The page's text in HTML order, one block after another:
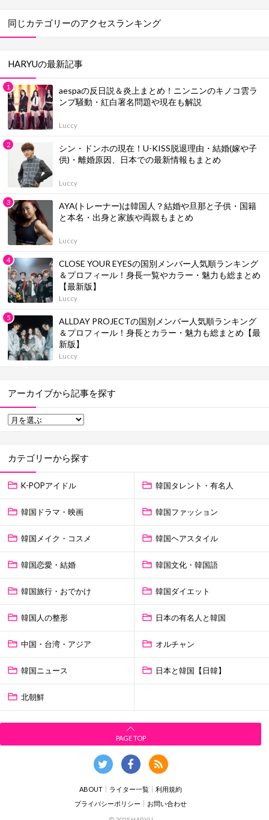
同じカテゴリーのアクセスランキング
HARYUの最新記事
aespaの反日説＆炎上まとめ！ニンニンのキノコ雲ラ
ンプ騒動・紅白署名問題や現在も解説
Luccy
シン・ドンホの現在！U-KISS脱退理由・結婚(嫁や子
供)・離婚原因、日本での最新情報もまとめ
Luccy
AYA(トレーナー)は韓国人？結婚や旦那と子供・国籍
と本名・出身と家族や両親もまとめ
Luccy
CLOSE YOUR EYESの国別メンバー人気順ランキング
＆プロフィール！身長一覧やカラー・魅力も総まとめ
【最新版】
Luccy
ALLDAY PROJECTの国別メンバー人気順ランキング
＆プロフィール！身長とカラー・魅力も総まとめ【最
新版】
Luccy
アーカイブから記事を探す
カテゴリーから探す
K-POPアイドル 韓国タレント・有名人
韓国ドラマ・映画 韓国ファッション
韓国メイク・コスメ 韓国ヘアスタイル
韓国恋愛・結婚 韓国文化・韓国語
韓国旅行・おでかけ 韓国ダイエット
韓国人の整形 日本の有名人と韓国
中国・台湾・アジア オルチャン
韓国ニュース 日本と韓国【日韓】
北朝鮮
PAGE TOP
ABOUT ライター一覧
利用規約
プライバシーポリシー
お問い合わせ